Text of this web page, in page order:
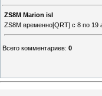
ZS8M Marion isl
ZS8M временно[QRT] с 8 по 19
Всего комментариев: 0